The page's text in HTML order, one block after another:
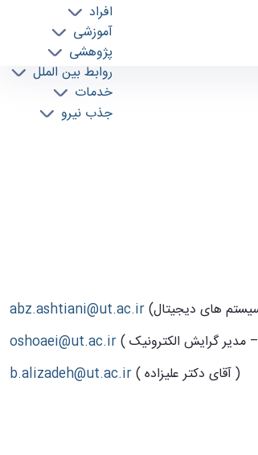
افراد
آموزشی
پژوهشی
روابط بین الملل
خدمات
جذب نیرو
abz.ashtiani@ut.ac.ir
oshoaei@ut.ac.ir
b.alizadeh@ut.ac.ir
( آقای دکتر علیزاده )